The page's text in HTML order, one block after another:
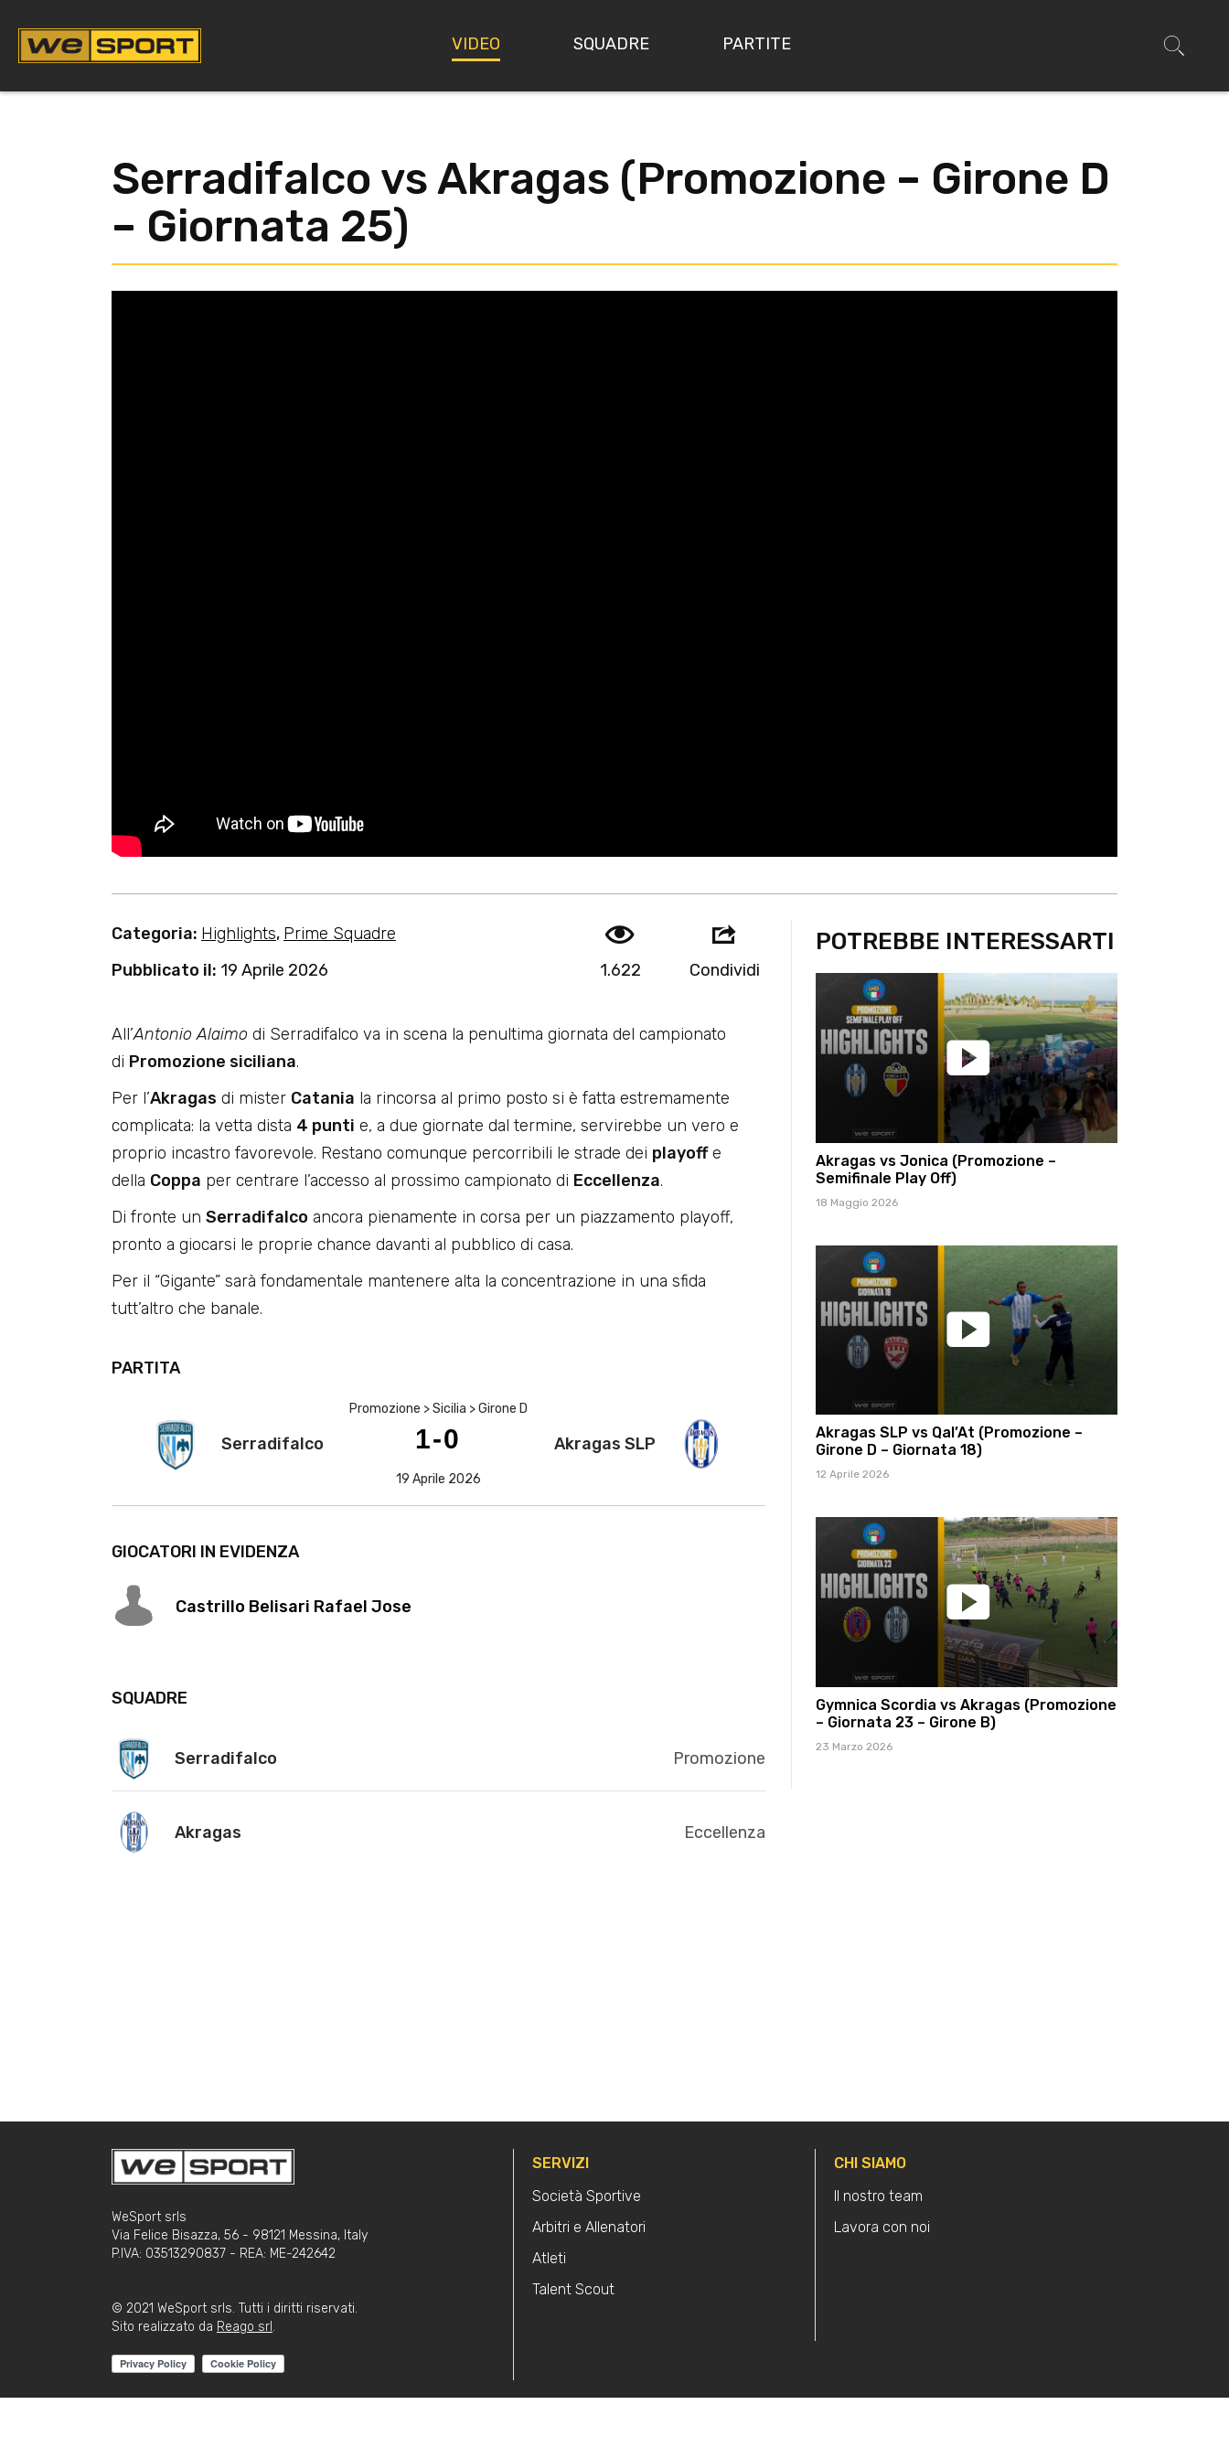
contenuto
VIDEO SQUADRE PARTITE
Serradifalco vs Akragas (Promozione – Girone D
– Giornata 25)
Categoria: Highlights, Prime Squadre
Pubblicato il: 19 Aprile 2026 1.622 Condividi
All’Antonio Alaimo di Serradifalco va in scena la penultima giornata del campionato
di Promozione siciliana.
Per l’Akragas di mister Catania la rincorsa al primo posto si è fatta estremamente
complicata: la vetta dista 4 punti e, a due giornate dal termine, servirebbe un vero e
proprio incastro favorevole. Restano comunque percorribili le strade dei playoffe
della Coppa per centrare l’accesso al prossimo campionato di Eccellenza.
Di fronte un Serradifalco ancora pienamente in corsa per un piazzamento playoff,
pronto a giocarsi le proprie chance davanti al pubblico di casa.
Per il “Gigante” sarà fondamentale mantenere alta la concentrazione in una sfida
tutt’altro che banale.
PARTITA
Promozione > Sicilia > Girone D
Serradifalco 1-0 Akragas SLP
19 Aprile 2026
GIOCATORI IN EVIDENZA
Castrillo Belisari Rafael Jose
SQUADRE
Serradifalco Promozione
Akragas Eccellenza
POTREBBE INTERESSARTI
Akragas vs Jonica (Promozione –
Semifinale Play Off)
18 Maggio 2026
Akragas SLP vs Qal’At (Promozione –
Girone D – Giornata 18)
12 Aprile 2026
Gymnica Scordia vs Akragas (Promozione
– Giornata 23 – Girone B)
23 Marzo 2026
WeSport srls
Via Felice Bisazza, 56 - 98121 Messina, Italy
P.IVA: 03513290837 - REA: ME-242642
© 2021 WeSport srls. Tutti i diritti riservati.
Sito realizzato da Reago srl .
SERVIZI
Società Sportive
Arbitri e Allenatori
Atleti
Talent Scout
CHI SIAMO
Il nostro team
Lavora con noi